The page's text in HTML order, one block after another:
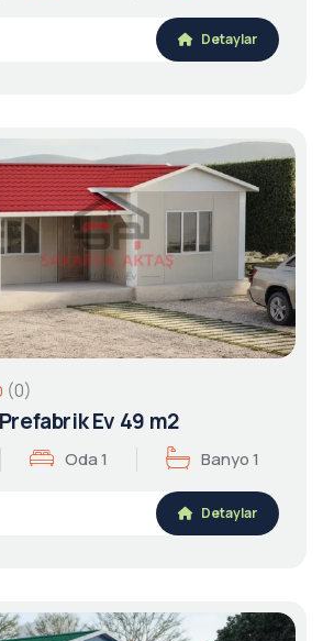
Detaylar
(0)
Ev 49 m2
Oda 1 Banyo 1
Detaylar